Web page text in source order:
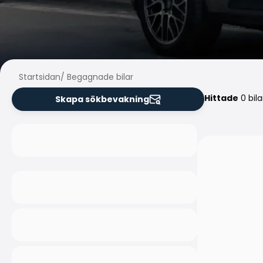
Startsidan/ Begagnade bilar
Skapa sökbevakning
Hittade 0